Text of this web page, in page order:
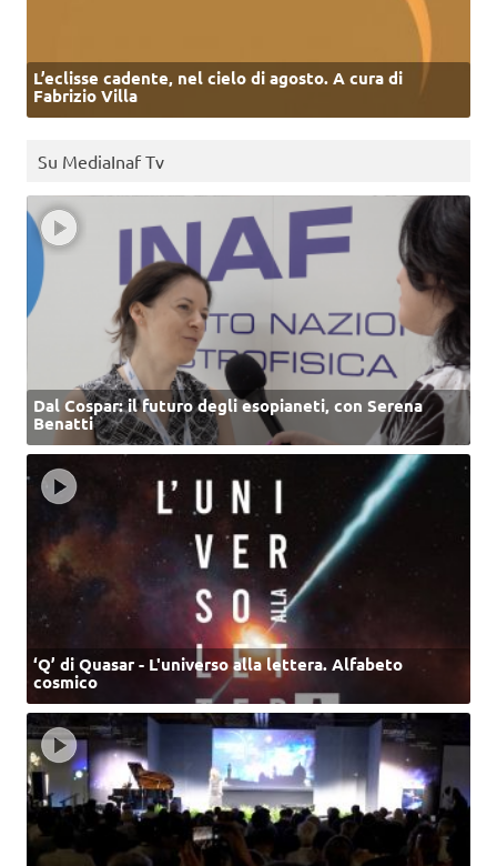
L’eclisse cadente, nel cielo di agosto. A cura di
Fabrizio Villa
Su MediaInaf Tv
Dal Cospar: il futuro degli esopianeti, con Serena
Benatti
‘Q’ di Quasar - L'universo alla lettera. Alfabeto
cosmico